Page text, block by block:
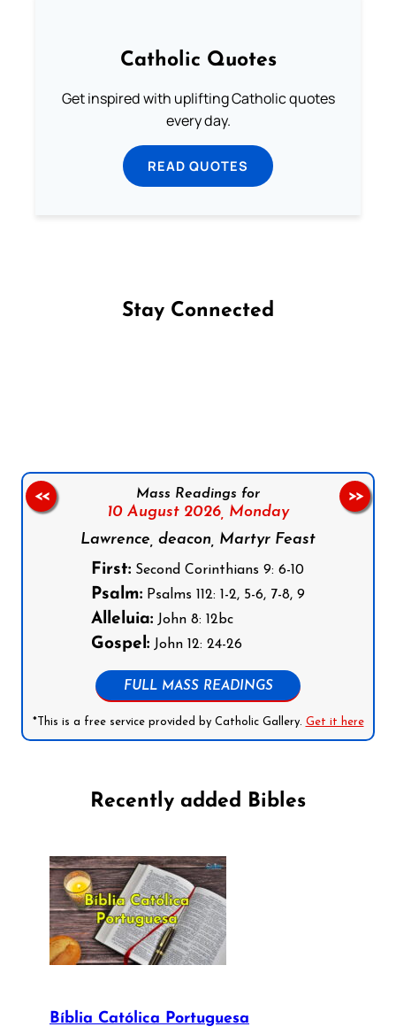
Catholic Quotes
Get inspired with uplifting Catholic quotes
every day.
READ QUOTES
Stay Connected
Mass Readings for
10 August 2026, Monday
Lawrence, deacon, Martyr Feast
First: Second Corinthians 9: 6-10
Psalm: Psalms 112: 1-2, 5-6, 7-8, 9
Alleluia: John 8: 12bc
Gospel: John 12: 24-26
FULL MASS READINGS
*This is a free service provided by Catholic Gallery. Get it here
<< >>
Recently added Bibles
Bíblia Católica Portuguesa